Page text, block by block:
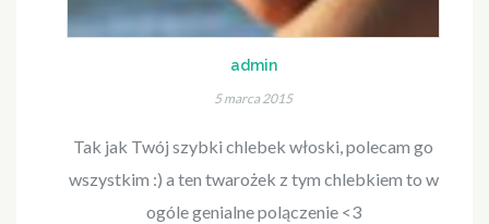
admin
5 marca 2015
Tak jak Twój szybki chlebek włoski, polecam go
wszystkim :) a ten twarożek z tym chlebkiem to w
ogóle genialne polączenie <3